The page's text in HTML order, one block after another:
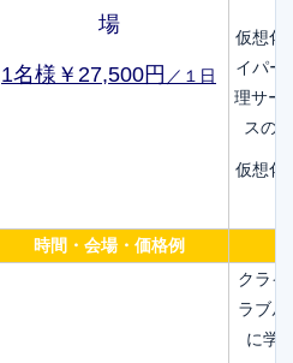
場
1名様￥27,500円 ／１日
仮想化
イパー
理サー
スの
仮想化
時間・会場・価格例
クラ
ラブ
に学